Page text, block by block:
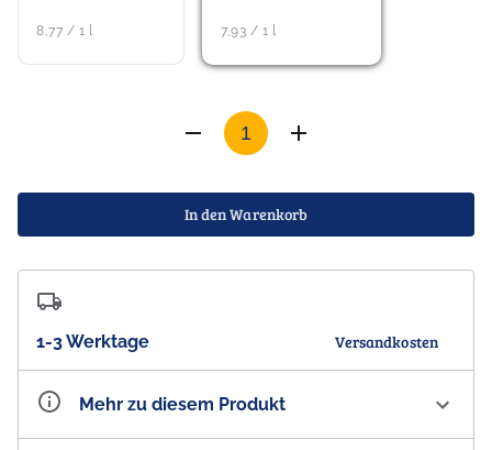
8,77 / 1 l 7,93 / 1 l
In den Warenkorb
1-3 Werktage Versandkosten
Mehr zu diesem Produkt